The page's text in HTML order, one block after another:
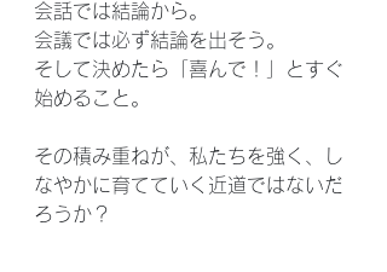
会話では結論から。
会議では必ず結論を出そう。
そして決めたら「喜んで！」とすぐ
始めること。
その積み重ねが、私たちを強く、し
なやかに育てていく近道ではないだ
ろうか？